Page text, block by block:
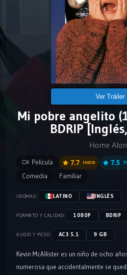
Ver Tráiler
Mi pobre angelito
BDRIP
Home
Película 7.7 IMDB 7.5
Comedia Familiar
IDIOMAS: LATINO INGLÉS
FORMATO Y CALIDAD: 1080P BDRIP
AUDIO Y PESO: AC3 5.1 9 GB
Kevin McAllister es un niño de ocho
numerosa que accidentalmente se